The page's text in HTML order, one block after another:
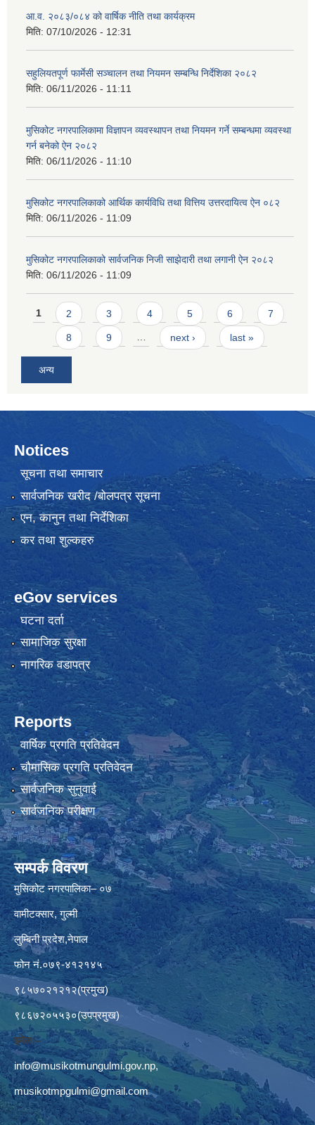
आ.व. २०८३/०८४ को वार्षिक नीति तथा कार्यक्रम
मिति: 07/10/2026 - 12:31
सहुलियतपूर्ण फार्मेसी सञ्चालन तथा नियमन सम्बन्धि निर्देशिका २०८२
मिति: 06/11/2026 - 11:11
मुसिकोट नगरपालिकामा विज्ञापन व्यवस्थापन तथा नियमन गर्ने सम्बन्धमा व्यवस्था
गर्न बनेको ऐन २०८२
मिति: 06/11/2026 - 11:10
मुसिकोट नगरपालिकाको आर्थिक कार्यविधि तथा वित्तिय उत्तरदायित्व ऐन ०८२
मिति: 06/11/2026 - 11:09
मुसिकोट नगरपालिकाको सार्वजनिक निजी साझेदारी तथा लगानी ऐन २०८२
मिति: 06/11/2026 - 11:09
Pages
1 2 3 4 5 6 7
8 9 … next › last »
अन्य
Notices
सूचना तथा समाचार
सार्वजनिक खरीद /बोलपत्र सूचना
एन, कानुन तथा निर्देशिका
कर तथा शुल्कहरु
eGov services
घटना दर्ता
सामाजिक सुरक्षा
नागरिक वडापत्र
Reports
वार्षिक प्रगति प्रतिवेदन
चौमासिक प्रगति प्रतिवेदन
सार्वजनिक सुनुवाई
सार्वजनिक परीक्षण
सम्पर्क विवरण
मुसिकोट नगरपालिका– ०७
वामीटक्सार, गुल्मी
लुम्बिनी प्रदेश,नेपाल
फोन नं.०७९-४१२१४५
९८५७०२१२१२(प्रमुख)
९८६७२०५५३०(उपप्रमुख)
इमेलः–
info@musikotmungulmi.gov.np,
musikotmpgulmi@gmail.com